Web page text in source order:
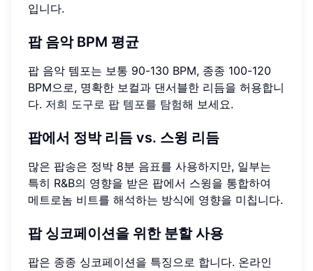
입니다.
팝 음악 BPM 평균
팝 음악 템포는 보통 90-130 BPM, 종종 100-120
BPM으로, 명확한 보컬과 댄서블한 리듬을 허용합니
다. 저희 도구로 팝 템포를 탐험해 보세요.
팝에서 정박 리듬 vs. 스윙 리듬
많은 팝송은 정박 8분 음표를 사용하지만, 일부는
특히 R&B의 영향을 받은 팝에서 스윙을 통합하여
메트로놈 비트를 해석하는 방식에 영향을 미칩니다.
팝 싱코페이션을 위한 분할 사용
팝은 종종 싱코페이션을 특징으로 합니다. 온라인